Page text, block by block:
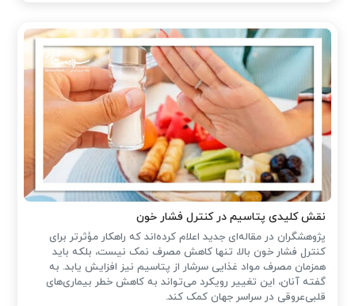
نقش کلیدی پتاسیم در کنترل فشار خون
پژوهشگران در مقاله‌ای جدید اعلام کرده‌اند که راهکار مؤثرتر برای
کنترل فشار خون بالا، تنها کاهش مصرف نمک نیست، بلکه باید
همزمان مصرف مواد غذایی سرشار از پتاسیم نیز افزایش یابد. به
گفته آنان، این تغییر رویکرد می‌تواند به کاهش خطر بیماری‌های
قلبی‌عروقی در سراسر جهان کمک کند.